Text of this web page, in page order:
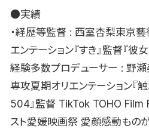
●実績
・経歴等監督 : 西室杏梨東京
エンテーション『すき』監督『
経験多数プロデューサー : 野
専攻夏期オリエンテーション『
504』監督 TikTok TOHO Film
スト愛媛映画祭 愛顔感動もの